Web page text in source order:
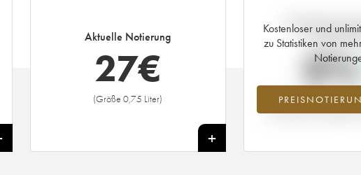
Aktuelle Notierung
27€
(Größe 0,75 Liter)
+
Kostenloser und
zu Statistiken von
Aktuelle
0%
Preisanstiegs des
Jahr 2026 im Vergleich